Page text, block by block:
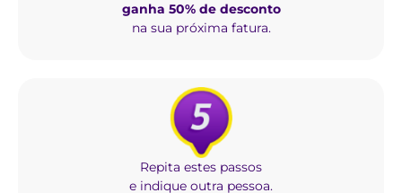
ganha 50% de desconto
na sua próxima fatura.
Repita estes passos
e indique outra pessoa.